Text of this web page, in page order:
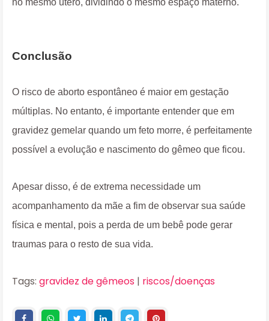
no mesmo útero, dividindo o mesmo espaço materno.
Conclusão
O risco de aborto espontâneo é maior em gestação
múltiplas. No entanto, é importante entender que em
gravidez gemelar quando um feto morre, é perfeitamente
possível a evolução e nascimento do gêmeo que ficou.
Apesar disso, é de extrema necessidade um
acompanhamento da mãe a fim de observar sua saúde
física e mental, pois a perda de um bebê pode gerar
traumas para o resto de sua vida.
Tags: gravidez de gêmeos | riscos/doenças